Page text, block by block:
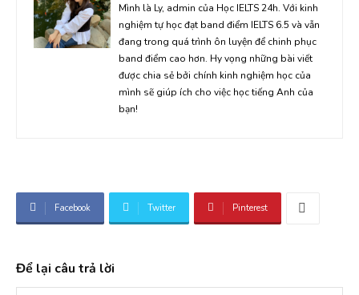
Mình là Ly, admin của Học IELTS 24h. Với kinh
nghiệm tự học đạt band điểm IELTS 6.5 và vẫn
đang trong quá trình ôn luyện để chinh phục
band điểm cao hơn. Hy vọng những bài viết
được chia sẻ bởi chính kinh nghiệm học của
mình sẽ giúp ích cho việc học tiếng Anh của
bạn!
Facebook Twitter Pinterest
Để lại câu trả lời